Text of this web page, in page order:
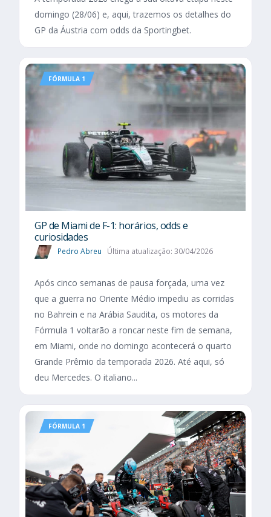
domingo (28/06) e, aqui, trazemos os detalhes do
GP da Áustria com odds da Sportingbet.
FÓRMULA 1
GP de Miami de F-1: horários, odds e
curiosidades
Pedro Abreu Última atualização: 30/04/2026
Após cinco semanas de pausa forçada, uma vez
que a guerra no Oriente Médio impediu as corridas
no Bahrein e na Arábia Saudita, os motores da
Fórmula 1 voltarão a roncar neste fim de semana,
em Miami, onde no domingo acontecerá o quarto
Grande Prêmio da temporada 2026. Até aqui, só
deu Mercedes. O italiano...
FÓRMULA 1